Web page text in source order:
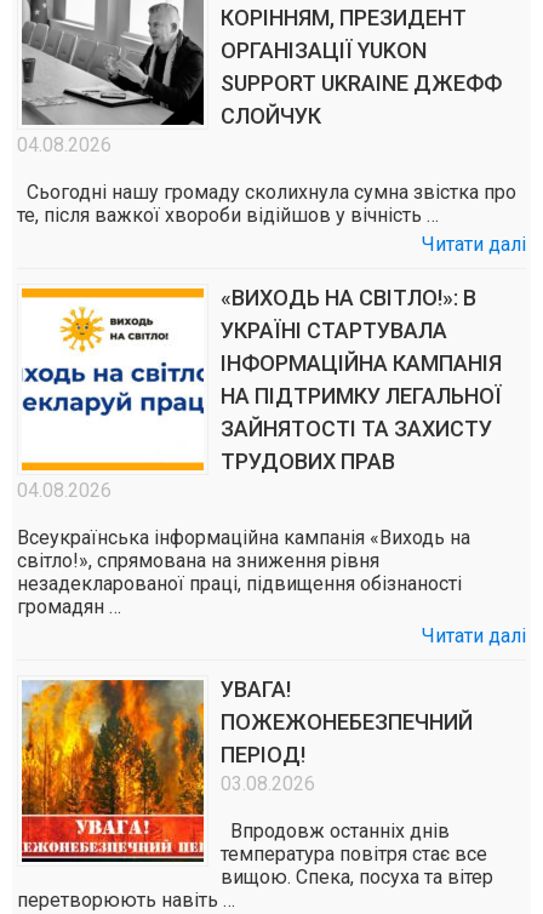
КОРІННЯМ, ПРЕЗИДЕНТ
ОРГАНІЗАЦІЇ YUKON
SUPPORT UKRAINE ДЖЕФФ
СЛОЙЧУК
04.08.2026
Сьогодні нашу громаду сколихнула сумна звістка про
те, після важкої хвороби відійшов у вічність …
Читати далі
«ВИХОДЬ НА СВІТЛО!»: В
УКРАЇНІ СТАРТУВАЛА
ІНФОРМАЦІЙНА КАМПАНІЯ
НА ПІДТРИМКУ ЛЕГАЛЬНОЇ
ЗАЙНЯТОСТІ ТА ЗАХИСТУ
ТРУДОВИХ ПРАВ
04.08.2026
Всеукраїнська інформаційна кампанія «Виходь на
світло!», спрямована на зниження рівня
незадекларованої праці, підвищення обізнаності
громадян …
Читати далі
УВАГА!
ПОЖЕЖОНЕБЕЗПЕЧНИЙ
ПЕРІОД!
03.08.2026
Впродовж останніх днів
температура повітря стає все
вищою. Спека, посуха та вітер
перетворюють навіть …